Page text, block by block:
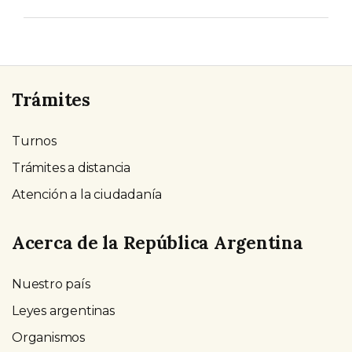
Trámites
Turnos
Trámites a distancia
Atención a la ciudadanía
Acerca de la República Argentina
Nuestro país
Leyes argentinas
Organismos